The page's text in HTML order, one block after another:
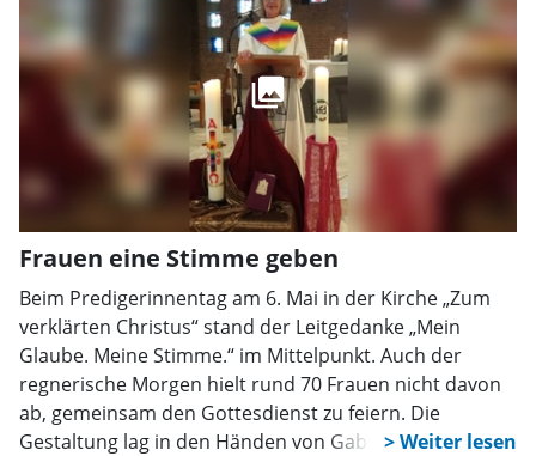
Frauen eine Stimme geben
Beim Predigerinnentag am 6. Mai in der Kirche „Zum
verklärten Christus“ stand der Leitgedanke „Mein
Glaube. Meine Stimme.“ im Mittelpunkt. Auch der
regnerische Morgen hielt rund 70 Frauen nicht davon
ab, gemeinsam den Gottesdienst zu feiern. Die
Gestaltung lag in den Händen von Gabi Lüttig.